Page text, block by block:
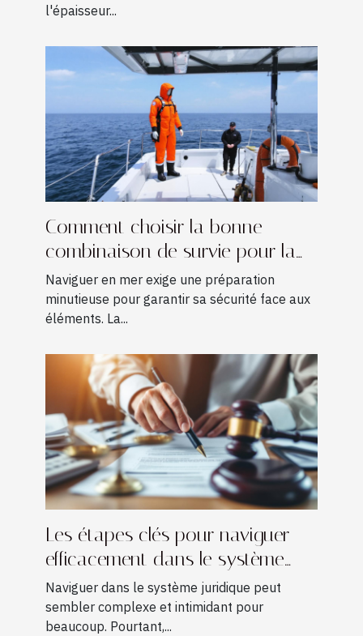
l'épaisseur...
Comment choisir la bonne
combinaison de survie pour la
navigation ?
Naviguer en mer exige une préparation
minutieuse pour garantir sa sécurité face aux
éléments. La...
Les étapes clés pour naviguer
efficacement dans le système
juridique
Naviguer dans le système juridique peut
sembler complexe et intimidant pour
beaucoup. Pourtant,...